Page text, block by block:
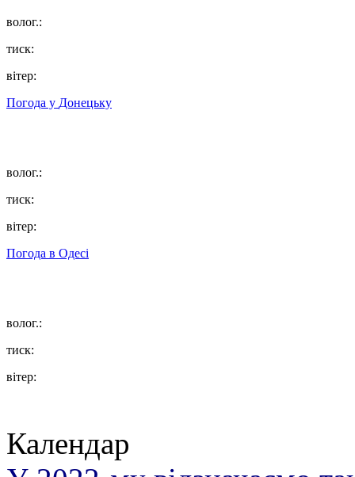
волог.:
тиск:
вітер:
Погода у Донецьку
волог.:
тиск:
вітер:
Погода в Одесі
волог.:
тиск:
вітер:
Календар